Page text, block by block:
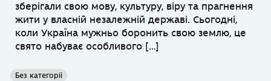
зберігали свою мову, культуру, віру та прагнення
жити у власній незалежній державі. Сьогодні,
коли Україна мужньо боронить свою землю, це
свято набуває особливого […]
Без категорії